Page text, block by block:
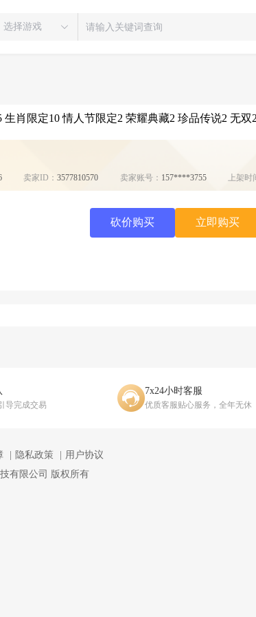
选择游戏
肖限定10 情人节限定2 荣耀典藏2 珍品传说2 无双
卖家ID： 3577810570 卖家账号： 157****3755 上架时
砍价购买 立即购买
导完成交易
7x24小时客服
优质客服贴心服务，全年无休
隐私政策
用户协议
有限公司 版权所有